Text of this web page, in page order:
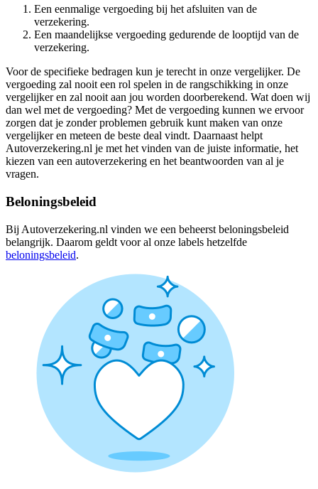
Een eenmalige vergoeding bij het afsluiten van de
verzekering.
Een maandelijkse vergoeding gedurende de looptijd van de
verzekering.
Voor de specifieke bedragen kun je terecht in onze vergelijker. De
vergoeding zal nooit een rol spelen in de rangschikking in onze
vergelijker en zal nooit aan jou worden doorberekend. Wat doen wij
dan wel met de vergoeding? Met de vergoeding kunnen we ervoor
zorgen dat je zonder problemen gebruik kunt maken van onze
vergelijker en meteen de beste deal vindt. Daarnaast helpt
Autoverzekering.nl je met het vinden van de juiste informatie, het
kiezen van een autoverzekering en het beantwoorden van al je
vragen.
Beloningsbeleid
Bij Autoverzekering.nl vinden we een beheerst beloningsbeleid
belangrijk. Daarom geldt voor al onze labels hetzelfde
beloningsbeleid.